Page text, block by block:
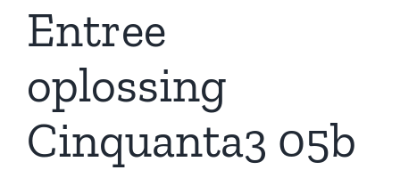
Entree
oplossing
Cinquanta3 05b